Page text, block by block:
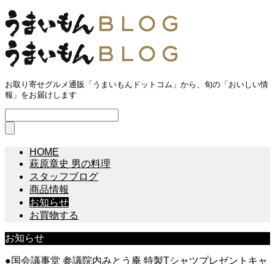
お取り寄せグルメ通販「うまいもんドットコム」から、旬の「おいしい情
報」をお届けします
HOME
萩原章史 男の料理
スタッフブログ
商品情報
お知らせ
お買物する
お知らせ
●国会議事堂 参議院内みとう庵 特製Tシャツプレゼントキャ